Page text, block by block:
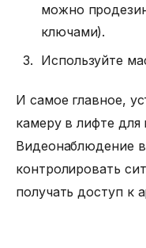
можно
ключами).
Используйте
И самое главное,
камеру в лифте для
Видеонаблюдение
контролировать
получать доступ к